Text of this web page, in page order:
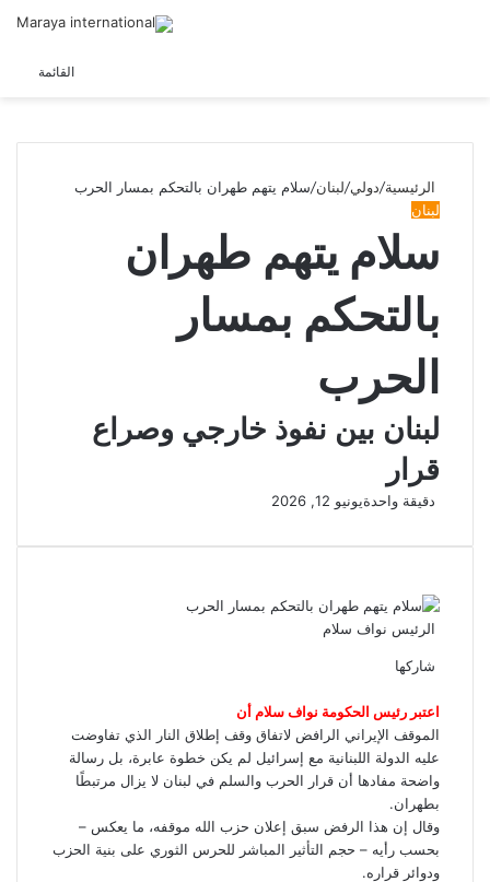
القائمةالوضع
الرئيسية/دولي/لبنان/سلام يتهم طهران بالتحكم بمسار الحرب
لبنان
سلام يتهم طهران
بالتحكم بمسار
الحرب
لبنان بين نفوذ خارجي وصراع
قرار
يونيو 12, 2026دقيقة واحدة
الرئيس نواف سلام
شاركها
ي
س
ب
و
ك
و
ي
ت
ر
ا
س
ن
ج
ر
ا
س
ن
ج
ر
ا
ت
س
ا
ب
ل
ق
ر
م
ش
ا
ر
ك
ة
ع
ب
ر
اعتبر رئيس الحكومة نواف سلام أن
الموقف الإيراني الرافض لاتفاق وقف إطلاق النار الذي تفاوضت
عليه الدولة اللبنانية مع إسرائيل لم يكن خطوة عابرة، بل رسالة
واضحة مفادها أن قرار الحرب والسلم في لبنان لا يزال مرتبطًا
بطهران.
وقال إن هذا الرفض سبق إعلان حزب الله موقفه، ما يعكس –
بحسب رأيه – حجم التأثير المباشر للحرس الثوري على بنية الحزب
ودوائر قراره.